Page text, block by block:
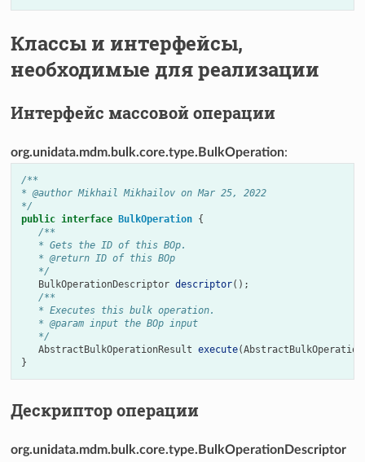
Классы и интерфейсы,
необходимые для реализации
Интерфейс массовой операции
org.unidata.mdm.bulk.core.type.BulkOperation:
/**
* @author Mikhail Mikhailov on Mar 25, 2022
*/
public interface BulkOperation {
/**
   * Gets the ID of this BOp.
   * @return ID of this BOp
   */
BulkOperationDescriptor descriptor();
/**
   * Executes this bulk operation.
   * @param input the BOp input
   */
AbstractBulkOperationResult execute(
}
Дескриптор операции
org.unidata.mdm.bulk.core.type.BulkOperationDescriptor